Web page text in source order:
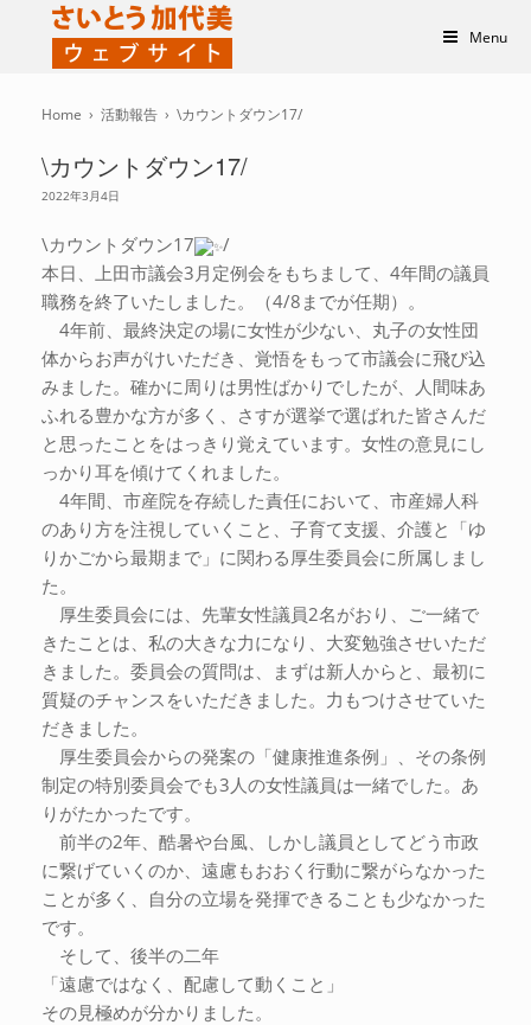
Menu
Home › 活動報告 › \カウントダウン17/
\カウントダウン17/
2022年3月4日
\カウントダウン17
/
本日、上田市議会3月定例会をもちまして、4年間の議員
職務を終了いたしました。（4/8までが任期）。
4年前、最終決定の場に女性が少ない、丸子の女性団
体からお声がけいただき、覚悟をもって市議会に飛び込
みました。確かに周りは男性ばかりでしたが、人間味あ
ふれる豊かな方が多く、さすが選挙で選ばれた皆さんだ
と思ったことをはっきり覚えています。女性の意見にし
っかり耳を傾けてくれました。
4年間、市産院を存続した責任において、市産婦人科
のあり方を注視していくこと、子育て支援、介護と「ゆ
りかごから最期まで」に関わる厚生委員会に所属しまし
た。
厚生委員会には、先輩女性議員2名がおり、ご一緒で
きたことは、私の大きな力になり、大変勉強させいただ
きました。委員会の質問は、まずは新人からと、最初に
質疑のチャンスをいただきました。力もつけさせていた
だきました。
厚生委員会からの発案の「健康推進条例」、その条例
制定の特別委員会でも3人の女性議員は一緒でした。あ
りがたかったです。
前半の2年、酷暑や台風、しかし議員としてどう市政
に繋げていくのか、遠慮もおおく行動に繋がらなかった
ことが多く、自分の立場を発揮できることも少なかった
です。
そして、後半の二年
「遠慮ではなく、配慮して動くこと」
その見極めが分かりました。